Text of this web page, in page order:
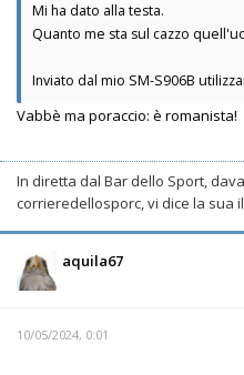
Mi ha dato alla testa.
Quanto me sta sul cazzo
Inviato dal mio SM-S906B
Vabbè ma poraccio: è romanista!
In diretta dal Bar dello Sport,
corrieredellosporc, vi dice la sua
aquila67
10/05/2024, 0:01